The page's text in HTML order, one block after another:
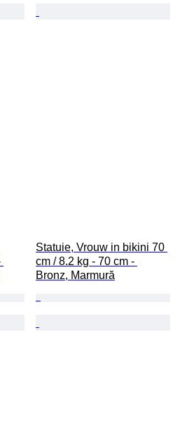
Statuie, Vrouw in bikini 70
cm / 8.2 kg - 70 cm -
Bronz, Marmură